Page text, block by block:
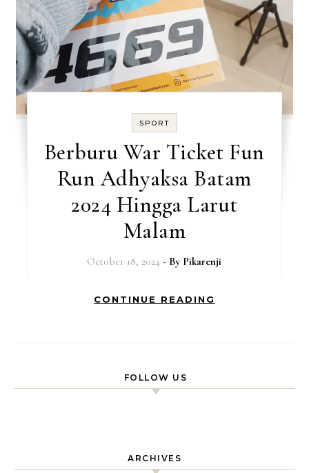
SPORT
Berburu War Ticket Fun
Run Adhyaksa Batam
2024 Hingga Larut
Malam
October 18, 2024 - By Pikarenji
CONTINUE READING
FOLLOW US
ARCHIVES